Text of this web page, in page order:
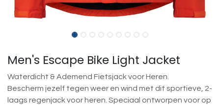
Men's Escape Bike Light Jacket
Waterdicht & Ademend Fietsjack voor Heren.
Bescherm jezelf tegen weer en wind met dit sportieve, 2-
laags regenjack voor heren. Speciaal ontworpen voor op